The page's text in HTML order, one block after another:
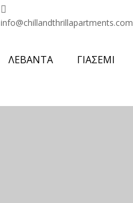
info@chillandthrillapartments.com
ΛΕΒΑΝΤΑ ΓΙΑΣΕΜΙ